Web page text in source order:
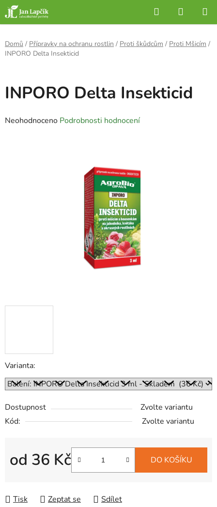
Přejít
na
obsah
Hledat
KOŠÍK
Domů / Přípravky na ochranu rostlin / Proti škůdcům / Proti Mšicím /
INPORO Delta Insekticid
Varianta:
Dostupnost
Zvolte variantu
Kód:
Zvolte variantu
od 36 Kč DO KOŠÍKU
Tisk Zeptat se Sdílet
INPORO Delta Insekticid
Průměrné
Neohodnoceno Podrobnosti hodnocení